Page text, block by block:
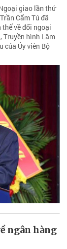
giao lần thứ
Cẩm Tú đã
về đối ngoại
Truyền hình Lâm
của Ủy viên Bộ
ngân hàng